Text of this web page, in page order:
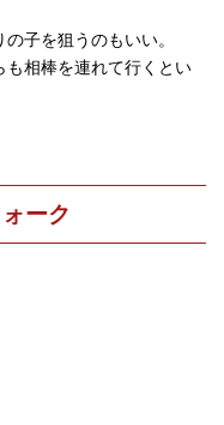
子を狙うのもいい。
相棒を連れて行くとい
ーク